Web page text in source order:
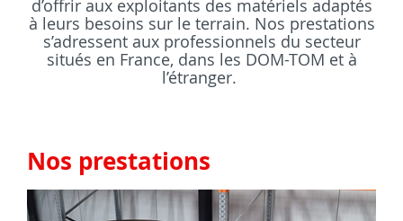
d’offrir aux exploitants des matériels adaptés
à leurs besoins sur le terrain. Nos prestations
s’adressent aux professionnels du secteur
situés en France, dans les DOM-TOM et à
l’étranger.
Nos prestations